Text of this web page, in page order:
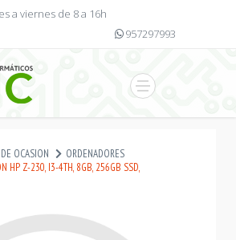
a viernes de 8 a 16h
957297993
OCASION
ORDENADORES
HP Z-230, I3-4TH, 8GB, 256GB SSD,